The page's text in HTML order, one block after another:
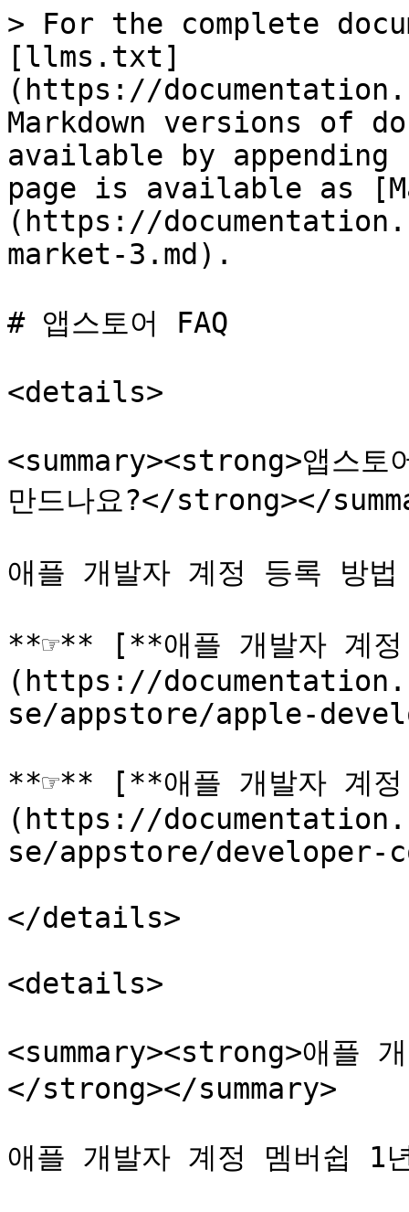
> For the complete
[llms.txt]
(https://
Markdown versions of
available by
page is available as
(https://
market-3.md).
# 앱스토어 FAQ
<details>
<summary><strong>앱스
만드나요?</strong></
애플 개발자 계정 등록 방
**☞** [**애플 개발자 계
(https://
se/appstore/apple-
**☞** [**애플 개발자 계
(https://
se/appstore/developer-
</details>
<details>
<summary><strong>애플
</strong></summary>
애플 개발자 계정 멤버쉽 1